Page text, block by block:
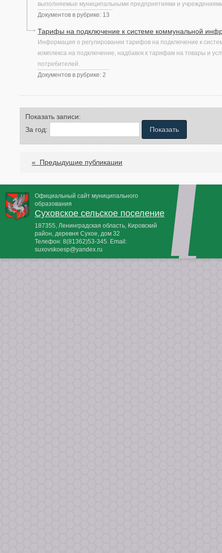
выполняемые муниципальными предприятиями и
Документов в рубрике: 13
Тарифы на подключение к системе коммунальной
Информация о регулировании тарифов на подключение к
комплекса на подключение, надбавок к тарифам на товары и
потребителей.
Документов в рубрике: 2
Показать записи:
За год:
« Предыдущие публикации
Официальный сайт муниципального
образования
Суховское сельское поселение
187355, Ленинградская область, Кировский
район, деревня Сухое, дом 32
Телефон: 8(81362)53-345. Email:
suxovskoesp@yandex.ru